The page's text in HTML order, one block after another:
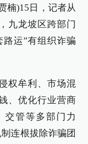
楠)15日，记者从
九龙坡区跨部门
运”有组织诈骗
权牟利、市场混
、优化行业营商
交管等多部门力
连根拔除诈骗团